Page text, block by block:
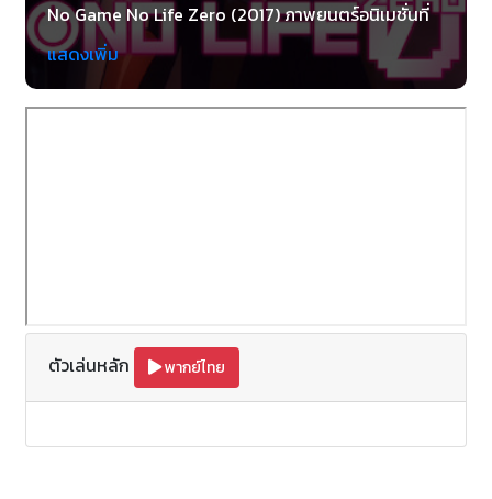
No Game No Life Zero (2017) ภาพยนตร์อนิเมชั่นที่
ซึ่งดัดแปลงแก้ไขมาจาก ซีรี่ย์นิยาย Sixth Light ที่จะพา
คุณไปตามติดเรื่องราวของตัวละครใหม่ 2 ตัวซึ่งก็คือ
Riku รวมทั้ง Shuvi ในตอนที่เกิดสงความในครั้งสมัย
แสดงเพิ่ม
ตัวเล่นหลัก พากย์ไทย